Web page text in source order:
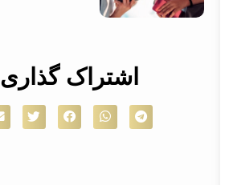
اشتراک گذاری